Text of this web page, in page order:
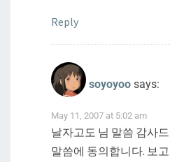
Reply
soyoyoo says:
May 11, 2007 at 5:02 am
날자고도 님 말씀 감사
말씀에 동의합니다. 보